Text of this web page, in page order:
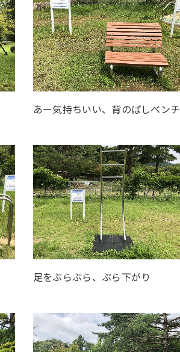
あー気持ちいい、背のばしベンチ
足をぶらぶら、ぶら下がり